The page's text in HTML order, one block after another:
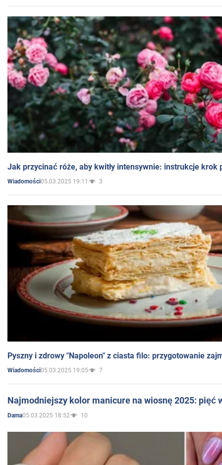
Jak przycinać róże, aby kwitły intensywnie: instrukcje krok
Wiadomości05.03.2025 19:11 3
Pyszny i zdrowy "Napoleon" z ciasta filo: przygotowanie
Wiadomości05.03.2025 19:05 7
Najmodniejszy kolor manicure na wiosnę 2025: pięć
Dama05.03.2025 18:52 10